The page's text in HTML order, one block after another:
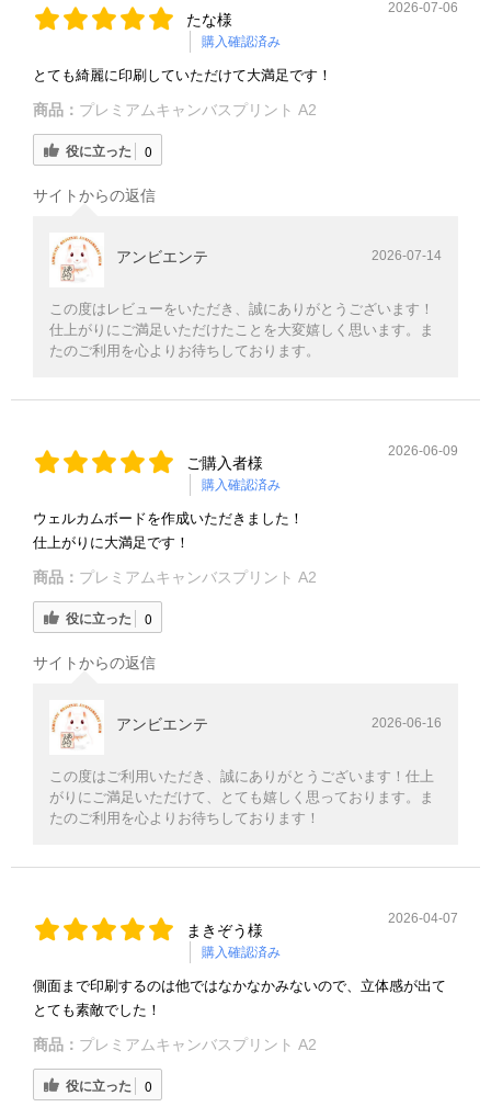
たな様
購入確認済み
2026-07-06
とても綺麗に印刷していただけて大満足です！
商品： プレミアムキャンバスプリント A2
役に立った 0
サイトからの返信
アンビエンテ 2026-07-14
この度はレビューをいただき、誠にありがとうございます！
仕上がりにご満足いただけたことを大変嬉しく思います。ま
たのご利用を心よりお待ちしております。
ご購入者様
購入確認済み
2026-06-09
ウェルカムボードを作成いただきました！
仕上がりに大満足です！
商品： プレミアムキャンバスプリント A2
役に立った 0
サイトからの返信
アンビエンテ 2026-06-16
この度はご利用いただき、誠にありがとうございます！仕上
がりにご満足いただけて、とても嬉しく思っております。ま
たのご利用を心よりお待ちしております！
まきぞう様
購入確認済み
2026-04-07
側面まで印刷するのは他ではなかなかみないので、立体感が出て
とても素敵でした！
商品： プレミアムキャンバスプリント A2
役に立った 0